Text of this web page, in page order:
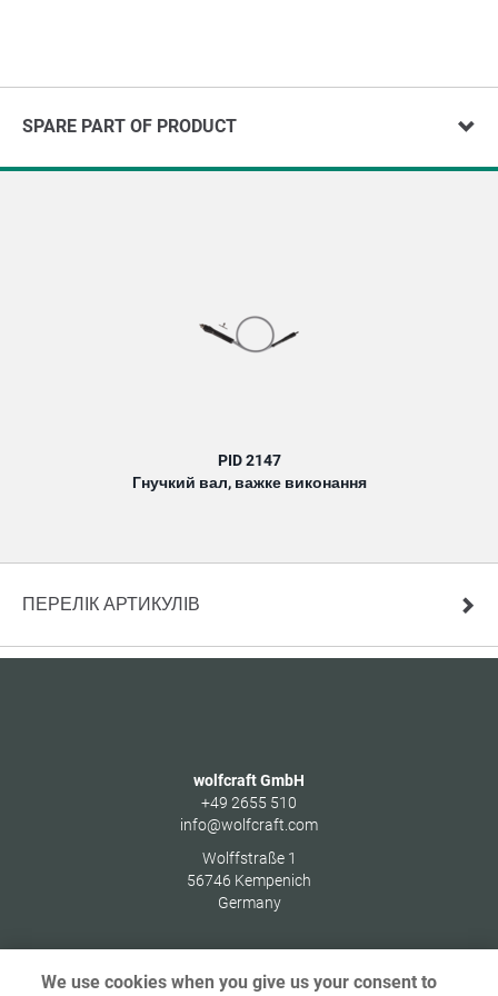
SPARE PART OF PRODUCT
PID 2147
Гнучкий вал, важке виконання
ПЕРЕЛІК АРТИКУЛІВ
wolfcraft GmbH
+49 2655 510
info@wolfcraft.com
Wolffstraße 1
56746 Kempenich
Germany
We use cookies when you give us your consent to